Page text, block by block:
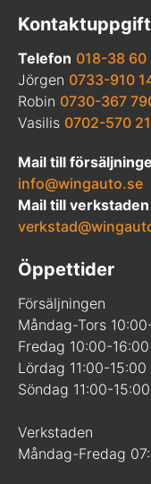
Telefon 018-38 60
Jörgen 0733-910
Robin 0730-367
Vasilis 0702-570
Mail till
info@wingauto.se
Mail till verkstaden
Öppettider
Försäljningen
Måndag-Tors
Fredag 10:00-16:00
Lördag 11:00-15:00
Söndag 11:00-15:00
Verkstaden
Måndag-Fredag